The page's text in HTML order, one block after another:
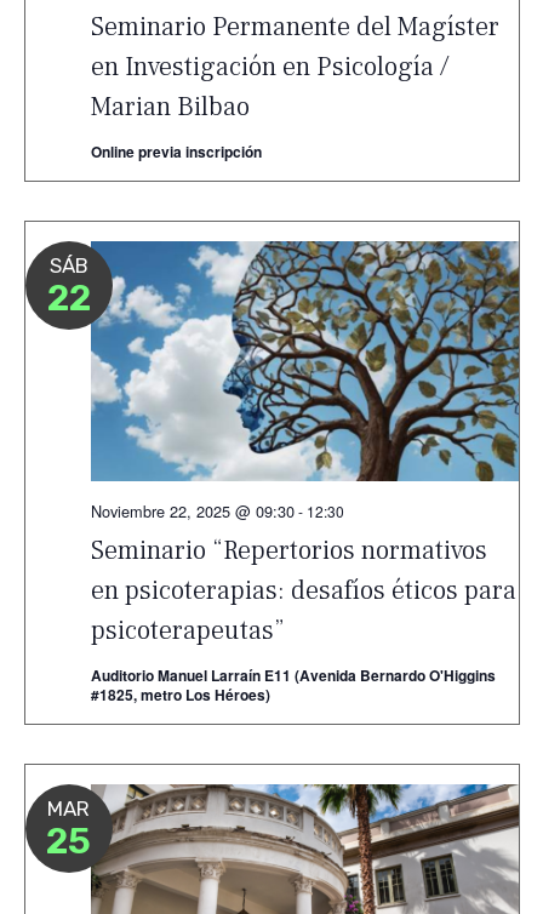
Seminario Permanente del Magíster
en Investigación en Psicología /
Marian Bilbao
Online previa inscripción
SÁB
22
Seminario “Repertorios normativos
en psicoterapias: desafíos éticos para
psicoterapeutas”
Noviembre 22, 2025 @ 09:30- 12:30
Auditorio Manuel Larraín E11 (Avenida Bernardo O'Higgins
#1825, metro Los Héroes)
MAR
25